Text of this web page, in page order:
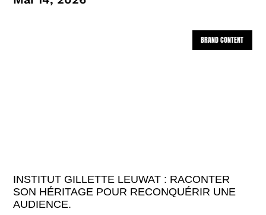
BRAND CONTENT
INSTITUT GILLETTE LEUWAT : RACONTER
SON HÉRITAGE POUR RECONQUÉRIR UNE
AUDIENCE.